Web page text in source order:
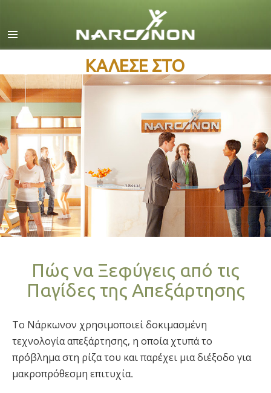
Αγγλικά
Δανέζικα
Ολλανδικά
Ελληνικά
Γαλλικά
Εβραϊκά
Ούγγρικα
Ιταλικά
日本語 (Ιαπωνικά)
Σερβομακεδονικά
Νορβηγικά
Πορτογαλικά
Русский (Ρωσικά)
Σουηδικά
繁體中文 (Κινεζικά)
ΚΑΛΕΣΕ ΣΤΟ
Πώς να Ξεφύγεις από τις
Παγίδες της Απεξάρτησης
Το Νάρκωνον χρησιμοποιεί δοκιμασμένη
τεχνολογία απεξάρτησης, η οποία χτυπά το
πρόβλημα στη ρίζα του και παρέχει μια διέξοδο για
μακροπρόθεσμη επιτυχία.